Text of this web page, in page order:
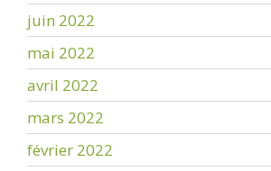
juin 2022
mai 2022
avril 2022
mars 2022
février 2022